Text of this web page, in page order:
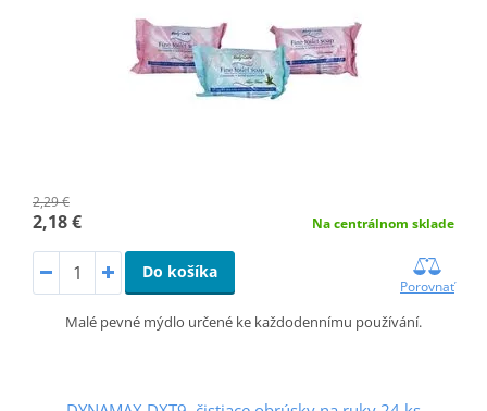
2,29 €
2,18 € Na centrálnom sklade
Do košíka
Porovnať
Malé pevné mýdlo určené ke každodennímu používání.